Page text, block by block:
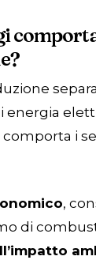
energia
comporta i
,
di